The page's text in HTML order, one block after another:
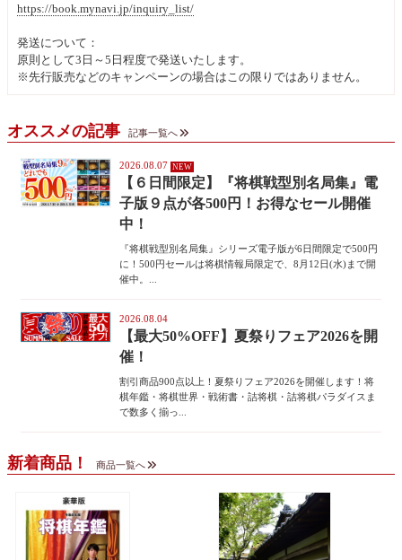
https://book.mynavi.jp/inquiry_list/
発送について：
原則として3日～5日程度で発送いたします。
※先行販売などのキャンペーンの場合はこの限りではありません。
オススメの記事 記事一覧へ
2026.08.07
【６日間限定】『将棋戦型別名局集』電
子版９点が各500円！お得なセール開催
中！
『将棋戦型別名局集』シリーズ電子版が6日間限定で500円
に！500円セールは将棋情報局限定で、8月12日(水)まで開
催中。...
2026.08.04
【最大50%OFF】夏祭りフェア2026を開
催！
割引商品900点以上！夏祭りフェア2026を開催します！将
棋年鑑・将棋世界・戦術書・詰将棋・詰将棋パラダイスま
で数多く揃っ...
新着商品！ 商品一覧へ